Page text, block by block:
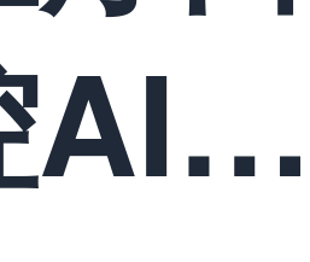
实现
AI